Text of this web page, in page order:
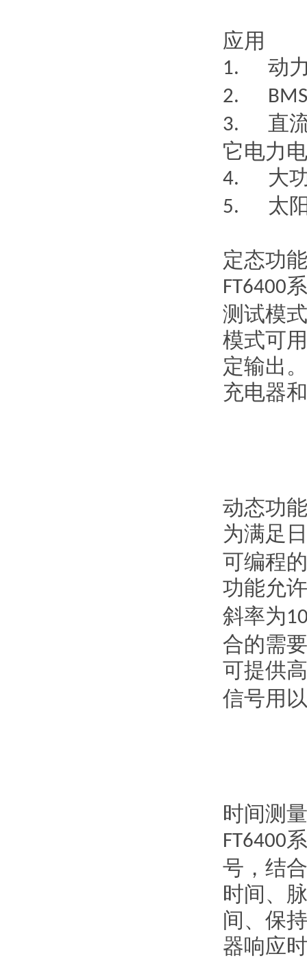
应用
1. 动
2. BMS
3. 直
它电力
4. 大
5. 太
定态功能
FT6400
测试模
模式可
定输出
充电器
动态功能
为满足
可编程
功能允
斜率为
合的需
可提供
信号用
时间测量
FT6400
号，结
时间、
间、保
器响应